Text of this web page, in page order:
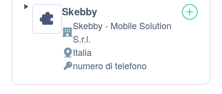
Skebby
Azienda:
Skebby - Mobile Solution
S.r.l.
Luogo
del
trattamento:
Italia
Dati
Personali
numero di telefono